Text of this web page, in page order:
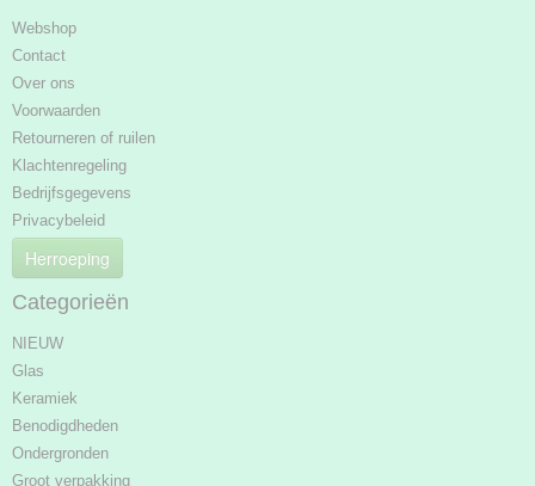
Webshop
Contact
Over ons
Voorwaarden
Retourneren of ruilen
Klachtenregeling
Bedrijfsgegevens
Privacybeleid
Herroeping
Categorieën
NIEUW
Glas
Keramiek
Benodigdheden
Ondergronden
Groot verpakking